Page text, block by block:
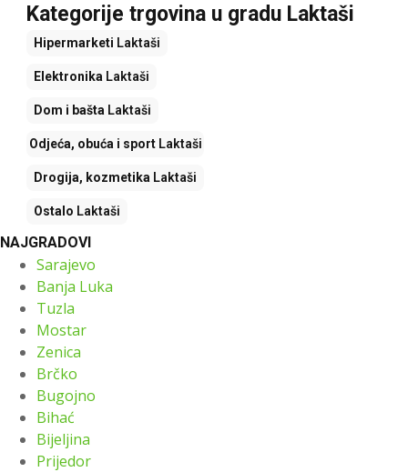
Kategorije trgovina u gradu Laktaši
Hipermarketi Laktaši
Elektronika Laktaši
Dom i bašta Laktaši
Odjeća, obuća i sportLaktaši
Drogija, kozmetika Laktaši
Ostalo Laktaši
NAJGRADOVI
Sarajevo
Banja Luka
Tuzla
Mostar
Zenica
Brčko
Bugojno
Bihać
Bijeljina
Prijedor